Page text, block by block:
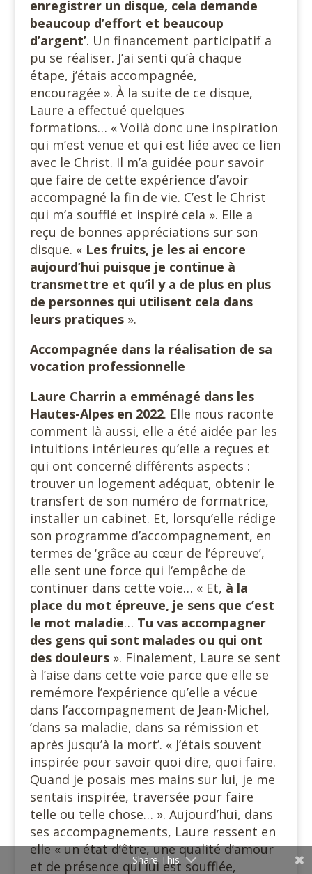
enregistrer un disque, cela demande
beaucoup d’effort et beaucoup
d’argent’. Un financement participatif a
pu se réaliser. J’ai senti qu’à chaque
étape, j’étais accompagnée,
encouragée ». À la suite de ce disque,
Laure a effectué quelques
formations… « Voilà donc une inspiration
qui m’est venue et qui est liée avec ce lien
avec le Christ. Il m’a guidée pour savoir
que faire de cette expérience d’avoir
accompagné la fin de vie. C’est le Christ
qui m’a soufflé et inspiré cela ». Elle a
reçu de bonnes appréciations sur son
disque. « Les fruits, je les ai encore
aujourd’hui puisque je continue à
transmettre et qu’il y a de plus en plus
de personnes qui utilisent cela dans
leurs pratiques».
Accompagnée dans la réalisation de sa
vocation professionnelle
Laure Charrin a emménagé dans les
Hautes-Alpes en 2022. Elle nous raconte
comment là aussi, elle a été aidée par les
intuitions intérieures qu’elle a reçues et
qui ont concerné différents aspects :
trouver un logement adéquat, obtenir le
transfert de son numéro de formatrice,
installer un cabinet. Et, lorsqu’elle rédige
son programme d’accompagnement, en
termes de ‘grâce au cœur de l’épreuve’,
elle sent une force qui l‘empêche de
continuer dans cette voie… « Et, à la
place du mot épreuve, je sens que c’est
le mot maladie… Tu vas accompagner
des gens qui sont malades ou qui ont
des douleurs ». Finalement, Laure se sent
à l’aise dans cette voie parce que elle se
remémore l’expérience qu’elle a vécue
dans l’accompagnement de Jean-Michel,
‘dans sa maladie, dans sa rémission et
après jusqu’à la mort’. « J’étais souvent
inspirée pour savoir quoi dire, quoi faire.
Quand je posais mes mains sur lui, je me
sentais inspirée, traversée pour faire
telle ou telle chose… ». Aujourd’hui, dans
ses accompagnements, Laure ressent en
elle « un état d’être, une qualité d’amour
et de présence qui lui est soufflée,
Share This